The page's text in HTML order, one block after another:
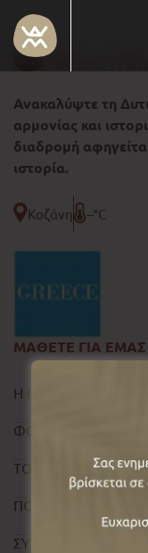
Ανακαλύψτε τη
αρμονίας και
διαδρομή
ιστορία.
Κοζάνη --°C
ΜΑΘΕΤΕ ΓΙΑ ΕΜΑΣ
Η ΠΕΡΙΦΕΡΕΙΑ
ΦΟΡΜΑ
ΤΟΥΡΙΣΤΙΚΟΣ
ΠΟΛΙΤΙΚΗ
ΣΥΝΤΕΛΕΣΤΕΣ